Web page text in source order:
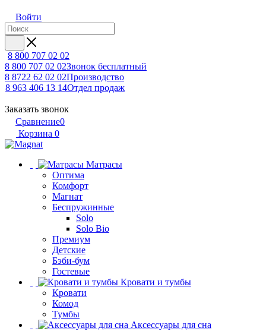
Войти
8 800 707 02 02
8 800 707 02 02Звонок бесплатный
8 8722 62 02 02Производство
8 963 406 13 14Отдел продаж
Заказать звонок
Сравнение0
Корзина 0
Матрасы
Оптима
Комфорт
Магнат
Беспружинные
Solo
Solo Bio
Премиум
Детские
Бэби-бум
Гостевые
Кровати и тумбы
Кровати
Комод
Тумбы
Аксессуары для сна